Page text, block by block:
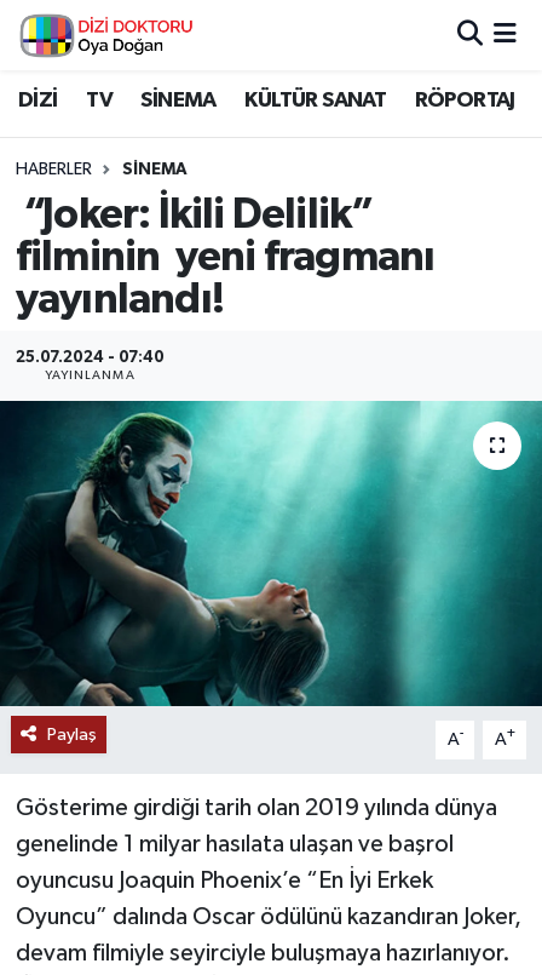
DİZİ TV SİNEMA KÜLTÜR SANAT RÖPORTAJ
HABERLER SİNEMA
“Joker: İkili Delilik”
filminin yeni fragmanı
yayınlandı!
25.07.2024 - 07:40
YAYINLANMA
Paylaş A- A+
Gösterime girdiği tarih olan 2019 yılında dünya
genelinde 1 milyar hasılata ulaşan ve başrol
oyuncusu Joaquin Phoenix’e “En İyi Erkek
Oyuncu” dalında Oscar ödülünü kazandıran Joker,
devam filmiyle seyirciyle buluşmaya hazırlanıyor.
İstanbul Nöbetçi Eczaneler
İstanbul Namaz Vakitleri
İstanbul Trafik Yoğunluk Haritası
Tüm Manşetler
Son Dakika Haberleri
Haber Arşivi